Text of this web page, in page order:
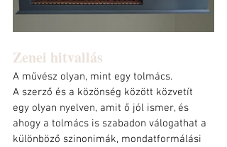
Zenei hitvallás
A művész olyan, mint egy tolmács.
A szerző és a közönség között közvetít
egy olyan nyelven, amit ő jól ismer, és
ahogy a tolmács is szabadon válogathat a
különböző szinonimák, mondatformálási